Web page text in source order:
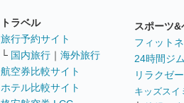
トラベル
旅行予約サイト
└ 国内旅行 ｜ 海外旅行
航空券比較サイト
ホテル比較サイト
スポーツ&
フィット
24時間ジム
リラクゼ
キッズスイ